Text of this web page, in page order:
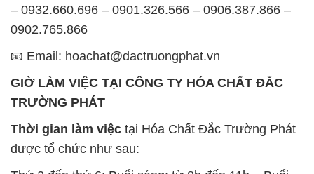
TRƯỜNG PHÁT
được tổ chức như sau:
Thứ 2 đến thứ 6: Buổi sáng: từ 8h đến 11h – Buổi
chiều: từ 12h30 đến 17h
Thứ 7: Buổi sáng: từ 8h đến 11h – Buổi chiều: từ
12h30 đến 16h